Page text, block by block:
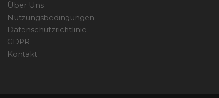
Über Uns
Nutzungsbedingungen
Datenschutzrichtlinie
GDPR
Kontakt